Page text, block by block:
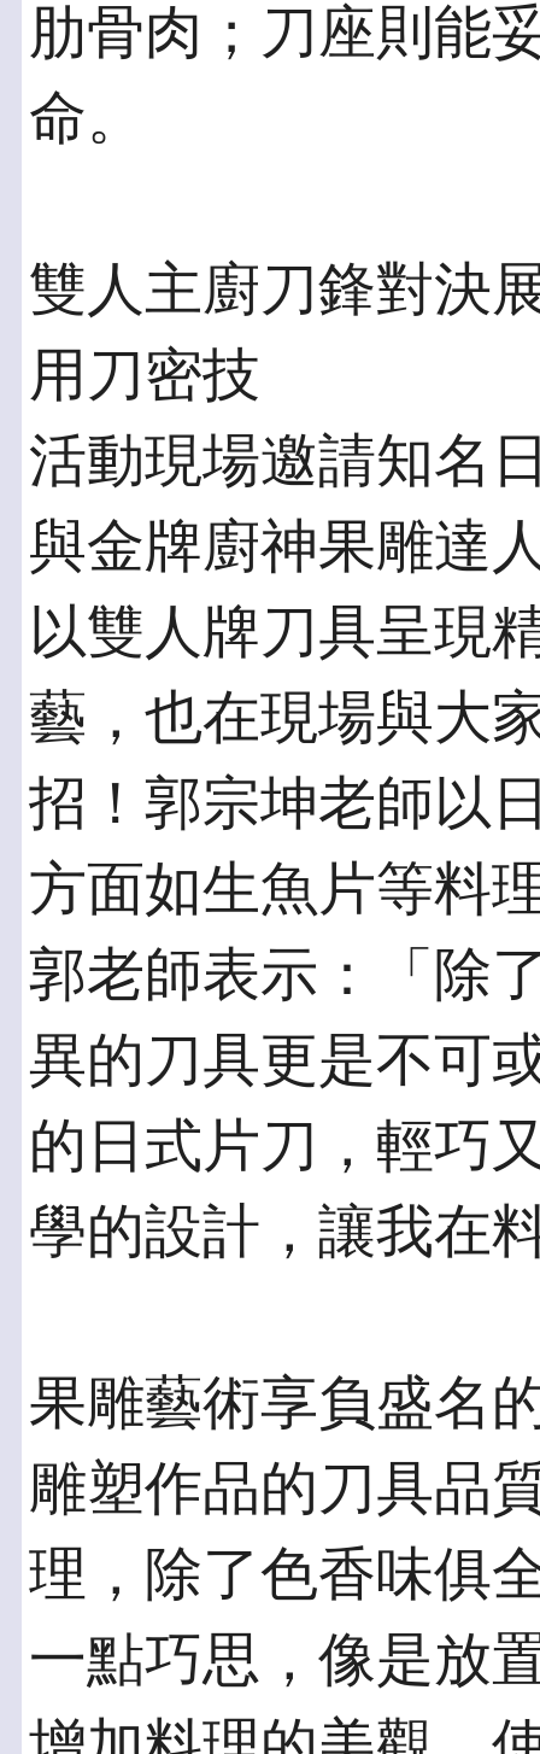
肋骨肉；刀座則能
命。
雙人主廚刀鋒對決
用刀密技
活動現場邀請知名
與金牌廚神果雕達
以雙人牌刀具呈現
藝，也在現場與大
招！郭宗坤老師以
方面如生魚片等料
郭老師表示：「除
異的刀具更是不可
的日式片刀，輕巧
學的設計，讓我在
果雕藝術享負盛名
雕塑作品的刀具品
理，除了色香味俱
一點巧思，像是放